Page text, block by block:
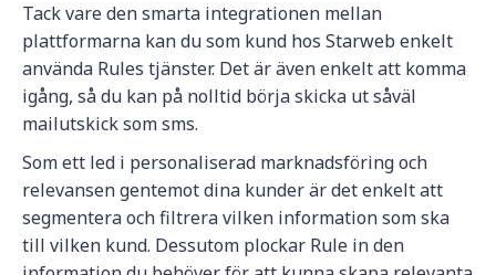
Tack vare den smarta integrationen mellan
plattformarna kan du som kund hos Starweb enkelt
använda Rules tjänster. Det är även enkelt att komma
igång, så du kan på nolltid börja skicka ut såväl
mailutskick som sms.
Som ett led i personaliserad marknadsföring och
relevansen gentemot dina kunder är det enkelt att
segmentera och filtrera vilken information som ska
till vilken kund. Dessutom plockar Rule in den